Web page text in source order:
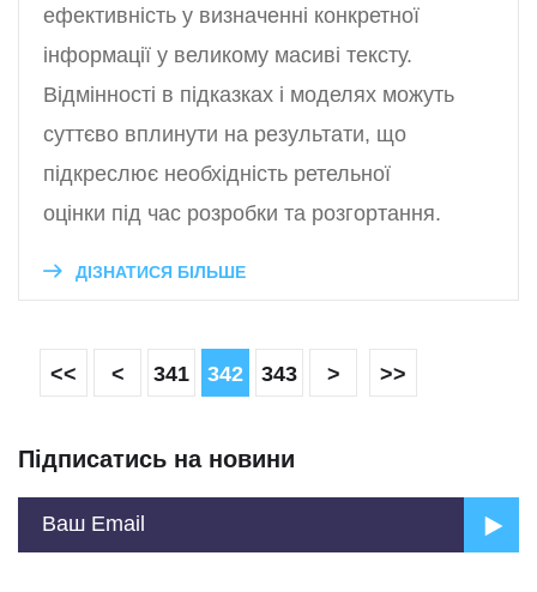
ефективність у визначенні конкретної
інформації у великому масиві тексту.
Відмінності в підказках і моделях можуть
суттєво вплинути на результати, що
підкреслює необхідність ретельної
оцінки під час розробки та розгортання.
ДІЗНАТИСЯ БІЛЬШЕ
<< < 341 342 343 > >>
Підписатись на новини